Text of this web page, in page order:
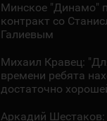
Минское "Динамо"
контракт со
Галиевым
Михаил Кравец:
времени ребята
достаточно
Аркадий Шестаков: